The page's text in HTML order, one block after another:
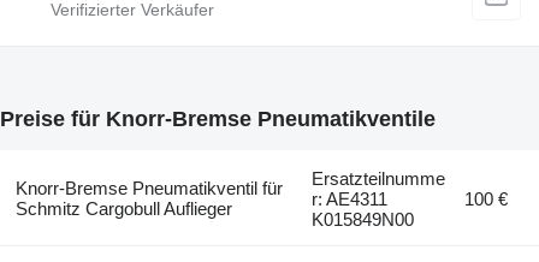
Preise für Knorr-Bremse Pneumatikventile
Knorr-Bremse Pneumatikventil für
Schmitz Cargobull Auflieger
Ersatzteilnumme
r: AE4311
K015849N00
100 €